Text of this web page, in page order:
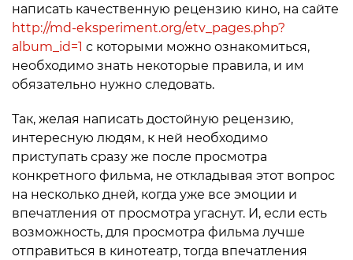
написать качественную рецензию кино, на сайте
http://md-eksperiment.org/etv_pages.php?
album_id=1 с которыми можно ознакомиться,
необходимо знать некоторые правила, и им
обязательно нужно следовать.
Так, желая написать достойную рецензию,
интересную людям, к ней необходимо
приступать сразу же после просмотра
конкретного фильма, не откладывая этот вопрос
на несколько дней, когда уже все эмоции и
впечатления от просмотра угаснут. И, если есть
возможность, для просмотра фильма лучше
отправиться в кинотеатр, тогда впечатления